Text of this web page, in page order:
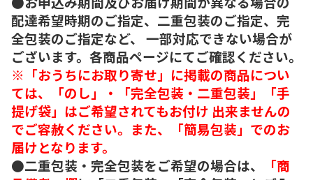
配達希望時期のご指定、二重包装のご指定、完
全包装のご指定など、 一部対応できない場合が
ございます。各商品ページにてご確認ください。
※「おうちにお取り寄せ」に掲載の商品につい
ては、「のし」・「完全包装・二重包装」「手
提げ袋」はご希望されてもお付け 出来ませんの
でご容赦ください。また、「簡易包装」でのお
届けとなります。
●二重包装・完全包装をご希望の場合は、
「商